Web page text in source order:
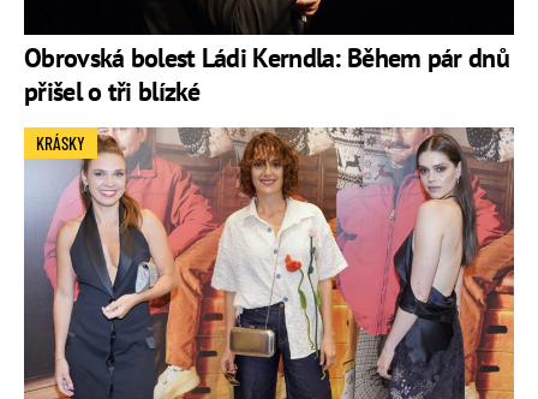
Obrovská bolest Ládi Kerndla: Během pár dnů
přišel o tři blízké
KRÁSKY